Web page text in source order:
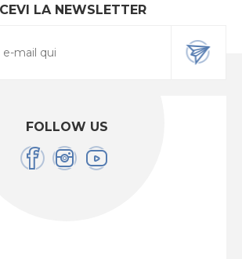
LA NEWSLETTER
FOLLOW US